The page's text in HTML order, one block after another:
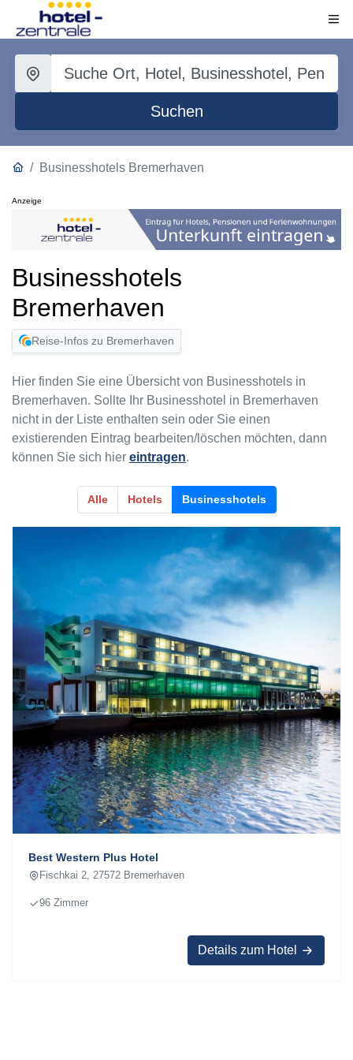
Suchen
Businesshotels Bremerhaven
Anzeige
Businesshotels
Bremerhaven
Reise-Infos zu Bremerhaven
Hier finden Sie eine Übersicht von Businesshotels in
Bremerhaven. Sollte Ihr Businesshotel in Bremerhaven
nicht in der Liste enthalten sein oder Sie einen
existierenden Eintrag bearbeiten/löschen möchten, dann
können Sie sich hier eintragen.
Alle Hotels Businesshotels
Best Western Plus Hotel
Fischkai 2, 27572 Bremerhaven
96 Zimmer
Details zum Hotel